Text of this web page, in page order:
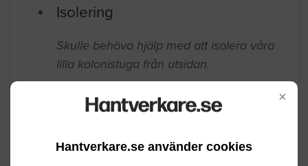
×
Hantverkare.se använder cookies
dock ej användas.
Isolering
Skulle behöva hjälp med att isolera våra
Helsingborg 09.05.2023 17:34